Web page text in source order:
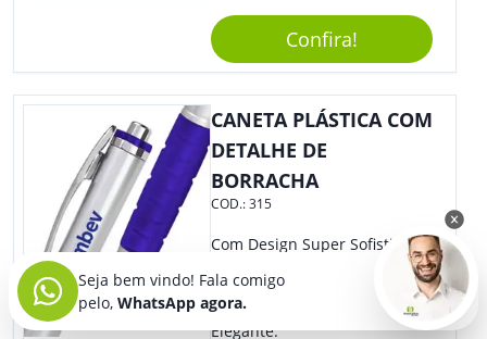
Elástico Permite Maior
Segurança Ao Carregá-Lo.
Ofereça A Seus Clientes E
Colaboradores, Sem Dúvidas
Eles Irão Adorar.
Confira!
CANETA PLÁSTICA COM
DETALHE DE
BORRACHA
COD.:315
Com Design Super Sofisticado,
Essa Caneta Esferográfica De
Metal É Incrível. Cada Detalhe
Torna O Brinde Ainda Mais
Elegante.
Seja bem vindo! Fala comigo
pelo, WhatsApp agora.